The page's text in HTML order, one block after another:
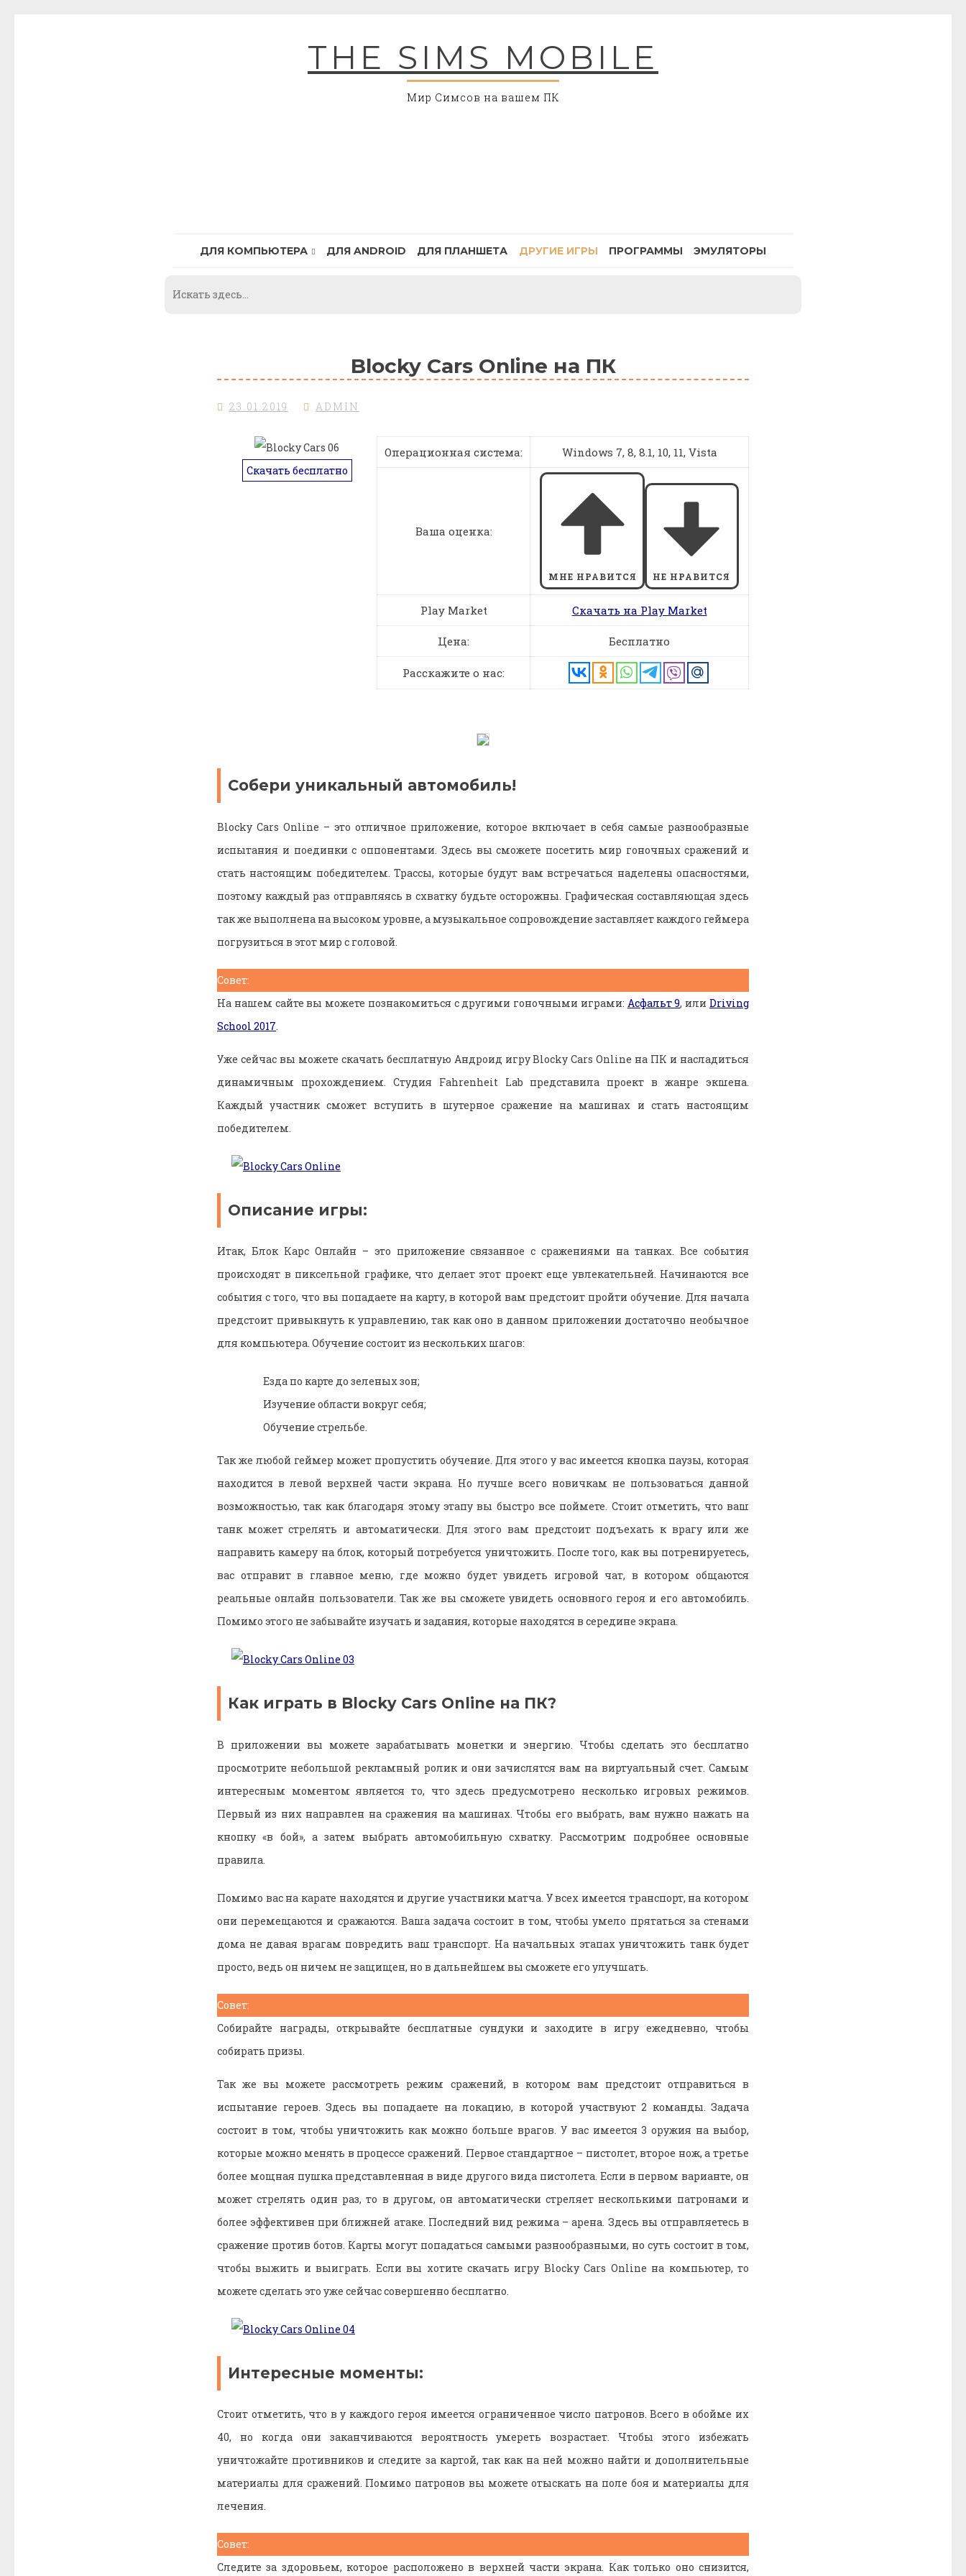
THE SIMS MOBILE
Мир Симсов на вашем ПК
ДЛЯ КОМПЬЮТЕРА ДЛЯ ANDROID ДЛЯ ПЛАНШЕТА ДРУГИЕ ИГРЫ ПРОГРАММЫ ЭМУЛЯТОРЫ
Blocky Cars Online на ПК
23.01.2019 ADMIN
Скачать бесплатно
Операционная система: Windows 7, 8, 8.1, 10, 11, Vista
Ваша оценка:
МНЕ НРАВИТСЯ НЕ НРАВИТСЯ
Play Market Скачать на Play Market
Цена: Бесплатно
Расскажите о нас:
Собери уникальный автомобиль!
Blocky Cars Online – это отличное приложение, которое включает в себя самые разнообразные
испытания и поединки с оппонентами. Здесь вы сможете посетить мир гоночных сражений и
стать настоящим победителем. Трассы, которые будут вам встречаться наделены опасностями,
поэтому каждый раз отправляясь в схватку будьте осторожны. Графическая составляющая здесь
так же выполнена на высоком уровне, а музыкальное сопровождение заставляет каждого геймера
погрузиться в этот мир с головой.
Совет:
На нашем сайте вы можете познакомиться с другими гоночными играми: Асфальт 9, илиDriving
School 2017.
Уже сейчас вы можете скачать бесплатную Андроид игру Blocky Cars Online на ПК и насладиться
динамичным прохождением. Студия Fahrenheit Lab представила проект в жанре экшена.
Каждый участник сможет вступить в шутерное сражение на машинах и стать настоящим
победителем.
Описание игры:
Итак, Блок Карс Онлайн – это приложение связанное с сражениями на танках. Все события
происходят в пиксельной графике, что делает этот проект еще увлекательней. Начинаются все
события с того, что вы попадаете на карту, в которой вам предстоит пройти обучение. Для начала
предстоит привыкнуть к управлению, так как оно в данном приложении достаточно необычное
для компьютера. Обучение состоит из нескольких шагов:
Езда по карте до зеленых зон;
Изучение области вокруг себя;
Обучение стрельбе.
Так же любой геймер может пропустить обучение. Для этого у вас имеется кнопка паузы, которая
находится в левой верхней части экрана. Но лучше всего новичкам не пользоваться данной
возможностью, так как благодаря этому этапу вы быстро все поймете. Стоит отметить, что ваш
танк может стрелять и автоматически. Для этого вам предстоит подъехать к врагу или же
направить камеру на блок, который потребуется уничтожить. После того, как вы потренируетесь,
вас отправит в главное меню, где можно будет увидеть игровой чат, в котором общаются
реальные онлайн пользователи. Так же вы сможете увидеть основного героя и его автомобиль.
Помимо этого не забывайте изучать и задания, которые находятся в середине экрана.
Как играть в Blocky Cars Online на ПК?
В приложении вы можете зарабатывать монетки и энергию. Чтобы сделать это бесплатно
просмотрите небольшой рекламный ролик и они зачислятся вам на виртуальный счет. Самым
интересным моментом является то, что здесь предусмотрено несколько игровых режимов.
Первый из них направлен на сражения на машинах. Чтобы его выбрать, вам нужно нажать на
кнопку «в бой», а затем выбрать автомобильную схватку. Рассмотрим подробнее основные
правила.
Помимо вас на карате находятся и другие участники матча. У всех имеется транспорт, на котором
они перемещаются и сражаются. Ваша задача состоит в том, чтобы умело прятаться за стенами
дома не давая врагам повредить ваш транспорт. На начальных этапах уничтожить танк будет
просто, ведь он ничем не защищен, но в дальнейшем вы сможете его улучшать.
Совет:
Собирайте награды, открывайте бесплатные сундуки и заходите в игру ежедневно, чтобы
собирать призы.
Так же вы можете рассмотреть режим сражений, в котором вам предстоит отправиться в
испытание героев. Здесь вы попадаете на локацию, в которой участвуют 2 команды. Задача
состоит в том, чтобы уничтожить как можно больше врагов. У вас имеется 3 оружия на выбор,
которые можно менять в процессе сражений. Первое стандартное – пистолет, второе нож, а третье
более мощная пушка представленная в виде другого вида пистолета. Если в первом варианте, он
может стрелять один раз, то в другом, он автоматически стреляет несколькими патронами и
более эффективен при ближней атаке. Последний вид режима – арена. Здесь вы отправляетесь в
сражение против ботов. Карты могут попадаться самыми разнообразными, но суть состоит в том,
чтобы выжить и выиграть. Если вы хотите скачать игру Blocky Cars Online на компьютер, то
можете сделать это уже сейчас совершенно бесплатно.
Интересные моменты:
Стоит отметить, что в у каждого героя имеется ограниченное число патронов. Всего в обойме их
40, но когда они заканчиваются вероятность умереть возрастает. Чтобы этого избежать
уничтожайте противников и следите за картой, так как на ней можно найти и дополнительные
материалы для сражений. Помимо патронов вы можете отыскать на поле боя и материалы для
лечения.
Совет:
Следите за здоровьем, которое расположено в верхней части экрана. Как только оно снизится,